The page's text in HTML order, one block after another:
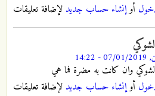
أوإنشاء حساب جديد لإضافة تعليقات
وان كانت به مضرة فما هي
أوإنشاء حساب جديد لإضافة تعليقات